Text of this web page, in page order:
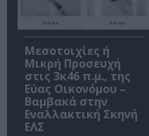
Μεσοτοιχίες ή
Μικρή Προσευχή
στις 3κ46 π.μ., της
Εύας Οικονόμου –
Βαμβακά στην
Εναλλακτική Σκηνή
ΕΛΣ